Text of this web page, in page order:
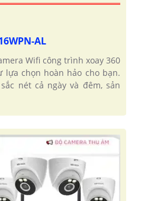
AL
Wifi công trình xoay 360
lựa chọn hoàn hảo cho bạn.
nét cả ngày và đêm, sản